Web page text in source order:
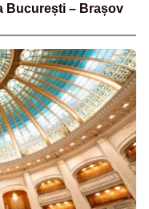
București – Brașov